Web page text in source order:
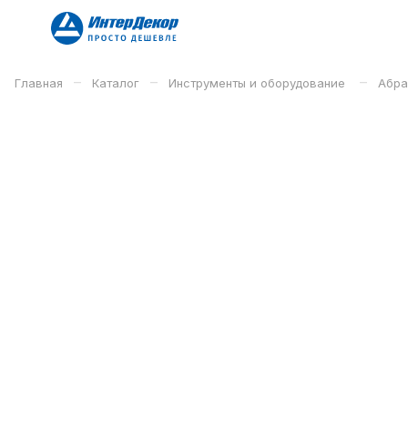
Главная – Каталог – Инструменты и оборудование –